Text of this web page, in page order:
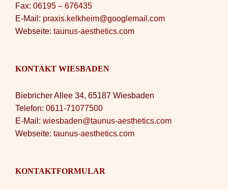
Fax: 06195 – 676435
E-Mail: praxis.kelkheim@googlemail.com
Webseite: taunus-aesthetics.com
KONTAKT WIESBADEN
Biebricher Allee 34, 65187 Wiesbaden
Telefon: 0611-71077500
E-Mail: wiesbaden@taunus-aesthetics.com
Webseite: taunus-aesthetics.com
KONTAKTFORMULAR